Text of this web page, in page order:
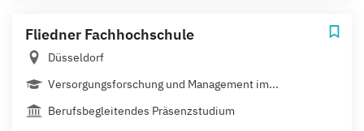
Fliedner Fachhochschule
Düsseldorf
Versorgungsforschung und Management im...
Berufsbegleitendes Präsenzstudium